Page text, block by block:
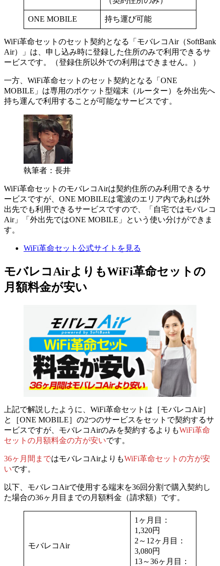
ONE MOBILE 持ち運び可能
WiFi革命セットのセット契約となる「モバレコAir（SoftBank
Air）」は、申し込み時に登録した住所のみで利用できるサ
ービスです。（登録住所以外での利用はできません。）
一方、WiFi革命セットのセット契約となる「ONE
MOBILE」は専用のポケット型端末（ルーター）を外出先へ
持ち運んで利用することが可能なサービスです。
執筆者：長井
WiFi革命セットのモバレコAirは契約住所のみ利用できるサ
ービスですが、ONE MOBILEは電波のエリア内であれば外
出先でも利用できるサービスですので、
「自宅ではモバレコ
Air」「外出先ではONE MOBILE」という使い分けができま
す。
WiFi革命セット公式サイトを見る
モバレコAirよりもWiFi革命セットの
月額料金が安い
上記で解説したように、WiFi革命セットは［モバレコAir］
と［ONE MOBILE］の2つのサービスをセットで契約するサ
ービスですが、 モバレコAirのみを契約するよりもWiFi革命
セットの月額料金の方が安いです。
36ヶ月間まではモバレコAirよりもWiFi革命セットの方が安
いです。
以下、モバレコAirで使用する端末を36回分割で購入契約し
た場合の36ヶ月目までの月額料金（請求額） です。
モバレコAir
1ヶ月目：
1,320円
2～12ヶ月目：
3,080円
13～36ヶ月目：